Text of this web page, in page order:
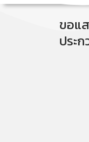
ขอแ
ประ